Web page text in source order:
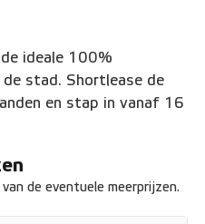
ideale 100%
stad. Shortlease de
en stap in vanaf 16
de eventuele meerprijzen.